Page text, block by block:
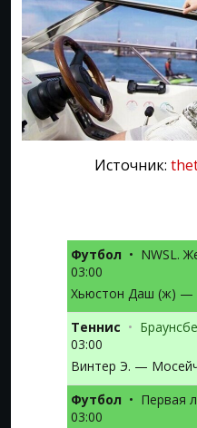
Источник:
Футбол • NWSL.
03:00
Хьюстон Даш (ж) —
Теннис •
03:00
Винтер Э. —
Футбол • Первая
03:00